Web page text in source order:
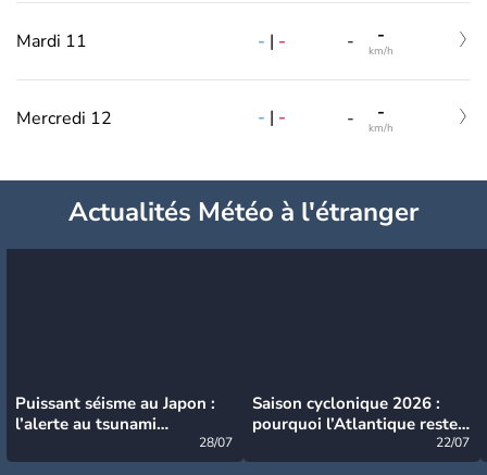
Mardi 11 - | - - -
km/h
Mercredi 12 - | - - -
km/h
Actualités Météo à l'étranger
Puissant séisme au Japon :
l’alerte au tsunami
28/07
Saison cyclonique 2026 :
pourquoi l’Atlantique reste
22/07